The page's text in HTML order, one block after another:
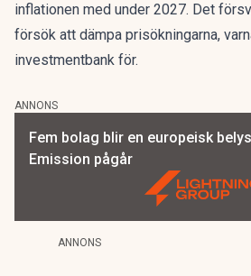
inflationen med under 2027. Det
försök att dämpa prisökningarna,
investmentbank för.
ANNONS
Fem bolag blir en europeisk
Emission pågår
ANNONS